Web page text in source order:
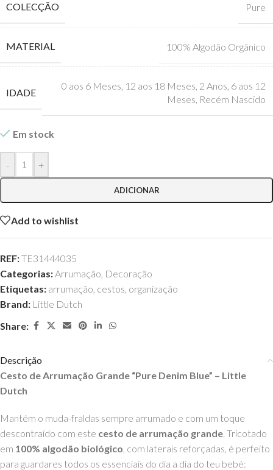
COLECÇÃO Pure
MATERIAL 100% Algodão Orgânico
IDADE
0 aos 6 Meses, 12 aos 18 Meses, 2 Anos, 6 aos 12
Meses, Recém Nascido
Em stock
- +
ADICIONAR
Add to wishlist
REF:TE31444035
Categorias:Arrumação, Decoração
Etiquetas: arrumação, cestos, organização
Brand: Little Dutch
Share:
Descrição
Cesto de Arrumação Grande “Pure Denim Blue” – Little
Dutch
Mantém o muda-fraldas sempre arrumado e com um toque
descontraído com este cesto de arrumação grande. Tricotado
em 100% algodão biológico, com laterais reforçadas, é perfeito
para guardares todos os essenciais do dia a dia do teu bebé: